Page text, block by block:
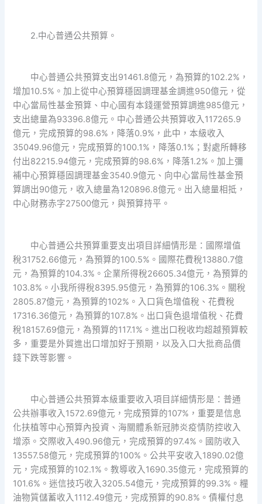
2.中心普通公共預算。
中心普通公共預算支出91461.8億元，為預算的102.2%，
增加10.5%。加上從中心預算穩固調理基金調進950億元，從
中心當局性基金預算、中心國有本錢運營預算調進985億元，
支出總量為93396.8億元。中心普通公共預算收入117265.9
億元，完成預算的98.6%，降落0.9%，此中，本級收入
35049.96億元，完成預算的100.1%，降落0.1%；對處所轉移
付出82215.94億元，完成預算的98.6%，降落1.2%。加上彌
補中心預算穩固調理基金3540.9億元、向中心當局性基金預
算調出90億元，收入總量為120896.8億元。出入總量相抵，
中心財務赤字27500億元，與預算持平。
中心普通公共預算重要支出項目詳細情形是：國際增值
稅31752.66億元，為預算的100.5%。國際花費稅13880.7億
元，為預算的104.3%。企業所得稅26605.34億元，為預算的
103.8%。小我所得稅8395.95億元，為預算的106.3%。關稅
2805.87億元，為預算的102%。入口貨色增值稅、花費稅
17316.36億元，為預算的107.8%。出口貨色退增值稅、花費
稅18157.69億元，為預算的117.1%。進出口稅收均超越預算較
多，重要是外貿進出口增加好于預期，以及入口大批商品價
錢下跌等影響。
中心普通公共預算本級重要收入項目詳細情形是：普通
公共辦事收入1572.69億元，完成預算的107%，重要是信息
化扶植等中心預算內投資、海關體系新冠肺炎疫情防控收入
增添。交際收入490.96億元，完成預算的97.4%。國防收入
13557.58億元，完成預算的100%。公共平安收入1890.02億
元，完成預算的102.1%。教導收入1690.35億元，完成預算的
101.6%。迷信技巧收入3205.54億元，完成預算的99.3%。糧
油物質儲蓄收入1112.49億元，完成預算的90.8%。債權付息